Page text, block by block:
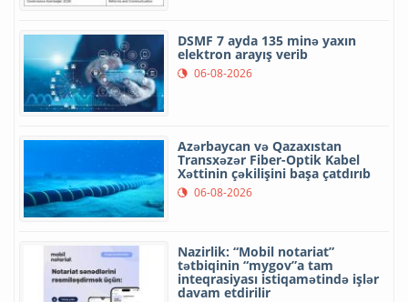
DSMF 7 ayda 135 minə yaxın
elektron arayış verib
06-08-2026
Azərbaycan və Qazaxıstan
Transxəzər Fiber-Optik Kabel
Xəttinin çəkilişini başa çatdırıb
06-08-2026
Nazirlik: “Mobil notariat”
tətbiqinin “mygov”a tam
inteqrasiyası istiqamətində işlər
davam etdirilir